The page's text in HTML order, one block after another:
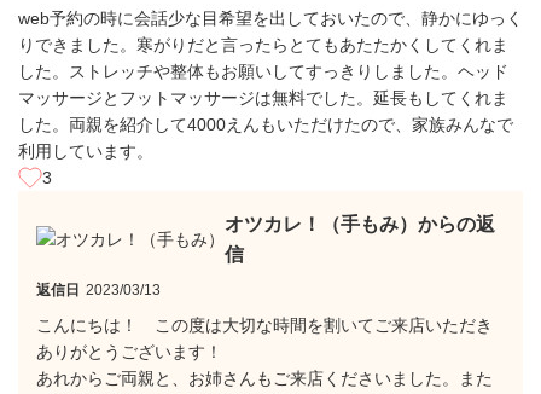
web予約の時に会話少な目希望を出しておいたので、静かにゆっく
りできました。寒がりだと言ったらとてもあたたかくしてくれま
した。ストレッチや整体もお願いしてすっきりしました。ヘッド
マッサージとフットマッサージは無料でした。延長もしてくれま
した。両親を紹介して4000えんもいただけたので、家族みんなで
利用しています。
3
オツカレ！（手もみ）からの返
信
返信日 2023/03/13
こんにちは！ この度は大切な時間を割いてご来店いただき
ありがとうございます！
あれからご両親と、お姉さんもご来店くださいました。また